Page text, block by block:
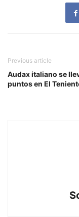
Previous article
Audax italiano se
puntos en El